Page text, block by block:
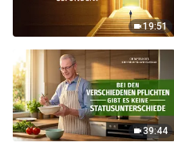
19:51
39:44